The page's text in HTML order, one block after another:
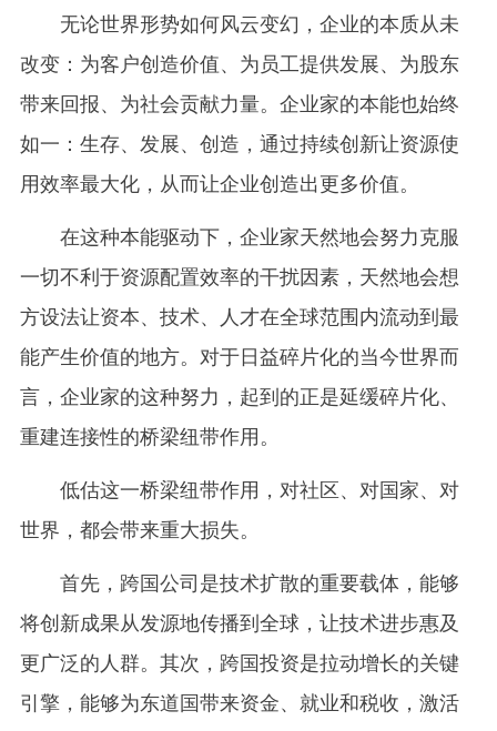
无论世界形势如何风云变幻，企业的本质从未
改变：为客户创造价值、为员工提供发展、为股东
带来回报、为社会贡献力量。企业家的本能也始终
如一：生存、发展、创造，通过持续创新让资源使
用效率最大化，从而让企业创造出更多价值。
在这种本能驱动下，企业家天然地会努力克服
一切不利于资源配置效率的干扰因素，天然地会想
方设法让资本、技术、人才在全球范围内流动到最
能产生价值的地方。对于日益碎片化的当今世界而
言，企业家的这种努力，起到的正是延缓碎片化、
重建连接性的桥梁纽带作用。
低估这一桥梁纽带作用，对社区、对国家、对
世界，都会带来重大损失。
首先，跨国公司是技术扩散的重要载体，能够
将创新成果从发源地传播到全球，让技术进步惠及
更广泛的人群。其次，跨国投资是拉动增长的关键
引擎，能够为东道国带来资金、就业和税收，激活